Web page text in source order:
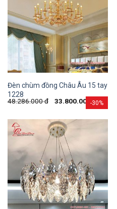
-30%
Đèn chùm đồng Châu Âu 15 tay
1228
48.286.000đ 33.800.000 đ